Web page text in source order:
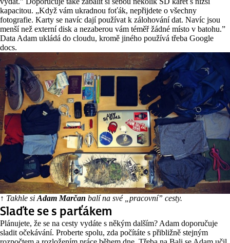
kapacitou. „Když vám ukradnou foťák, nepřijdete o všechny
fotografie. Karty se navíc dají používat k zálohování dat. Navíc jsou
menší než externí disk a nezaberou vám téměř žádné místo v batohu.”
Data Adam ukládá do cloudu, kromě jiného používá třeba Google
docs.
↑ Takhle si Adam Marčan balí na své „pracovní” cesty.
Slaďte se s parťákem
Plánujete, že se na cesty vydáte s někým dalším? Adam doporučuje
sladit očekávání. Proberte spolu, zda počítáte s přibližně stejným